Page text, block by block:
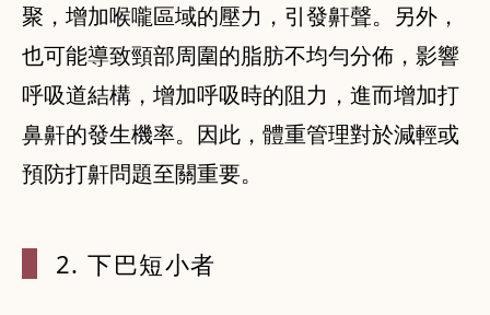
聚，增加喉嚨區域的壓力，引發鼾聲。另外，
也可能導致頸部周圍的脂肪不均勻分佈，影響
呼吸道結構，增加呼吸時的阻力，進而增加打
鼻鼾的發生機率。因此，體重管理對於減輕或
預防打鼾問題至關重要。
2. 下巴短小者